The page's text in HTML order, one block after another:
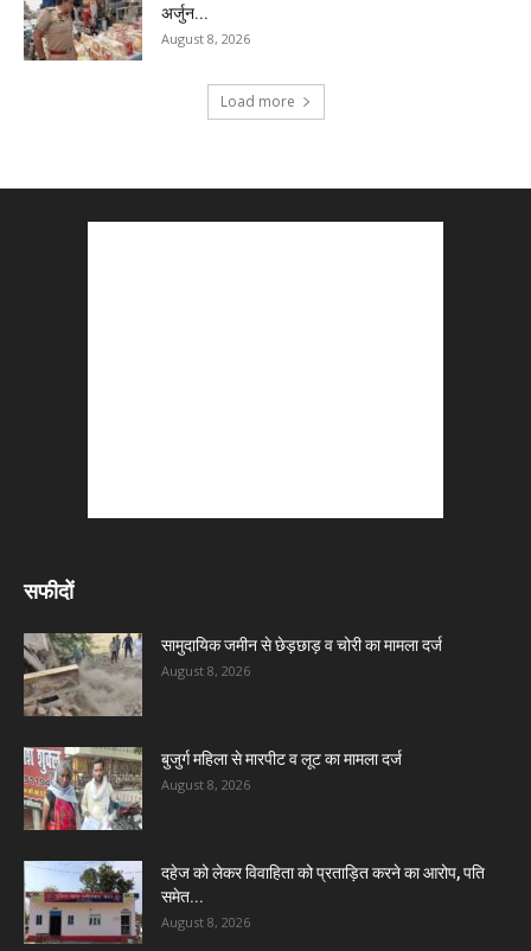
अर्जुन...
August 8, 2026
Load more
सफीदों
सामुदायिक जमीन से छेड़छाड़ व चोरी का मामला दर्ज
August 8, 2026
बुजुर्ग महिला से मारपीट व लूट का मामला दर्ज
August 8, 2026
दहेज को लेकर विवाहिता को प्रताड़ित करने का आरोप, पति
समेत...
August 8, 2026